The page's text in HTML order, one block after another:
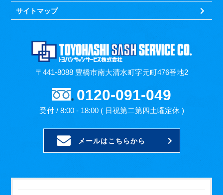
サイトマップ
〒441-8088 豊橋市南大清水町字元町476番地2
0120-091-049
受付 / 8:00 - 18:00 ( 日祝第二第四土曜定休 )
メールはこちらから